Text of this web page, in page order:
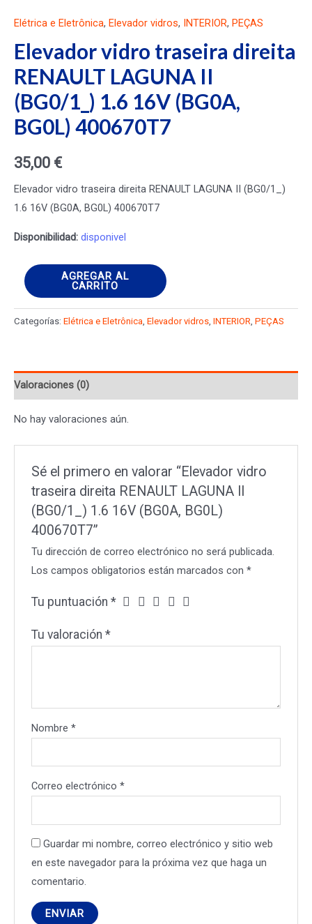
Elétrica e Eletrônica, Elevador vidros, INTERIOR, PEÇAS
Elevador vidro traseira direita
RENAULT LAGUNA II
(BG0/1_) 1.6 16V (BG0A,
BG0L) 400670T7
35,00 €
Elevador vidro traseira direita RENAULT LAGUNA II (BG0/1_)
1.6 16V (BG0A, BG0L) 400670T7
Disponibilidad: disponivel
Elevador
vidro
traseira
direita
II
1.6
16V
BG0L)
400670T7
cantidad
AGREGAR AL
CARRITO
Categorías: Elétrica e Eletrônica, Elevador vidros, INTERIOR, PEÇAS
Valoraciones (0)
No hay valoraciones aún.
Sé el primero en valorar “Elevador vidro
traseira direita RENAULT LAGUNA II
(BG0/1_) 1.6 16V (BG0A, BG0L)
400670T7”
Tu dirección de correo electrónico no será publicada.
Los campos obligatorios están marcados con*
Tu puntuación*
Tu valoración*
Nombre*
Correo electrónico*
Guardar mi nombre, correo electrónico y sitio web
en este navegador para la próxima vez que haga un
comentario.